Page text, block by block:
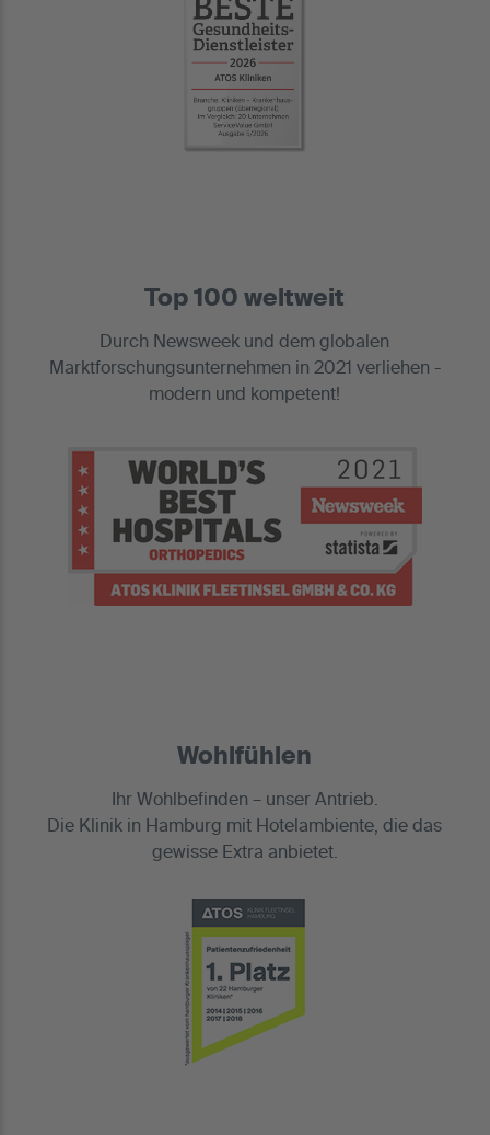
Top 100 weltweit
Durch Newsweek und dem globalen
Marktforschungsunternehmen in 2021 verliehen -
modern und kompetent!
Wohlfühlen
Ihr Wohlbefinden – unser Antrieb.
Die Klinik in Hamburg mit Hotelambiente, die das
gewisse Extra anbietet.